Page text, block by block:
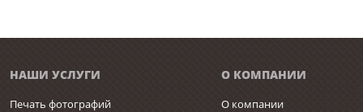
НАШИ УСЛУГИ
Печать фотографий
О КОМПАНИИ
О компании